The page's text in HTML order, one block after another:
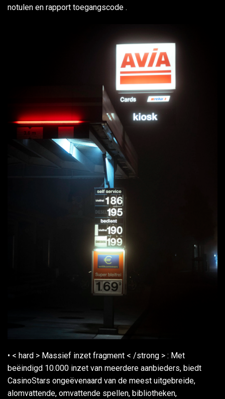
notulen en rapport toegangscode .
• < hard > Massief inzet fragment < /strong > : Met
beëindigd 10.000 inzet van meerdere aanbieders, biedt
CasinoStars ongeëvenaard van de meest uitgebreide,
alomvattende, omvattende spellen, bibliotheken,